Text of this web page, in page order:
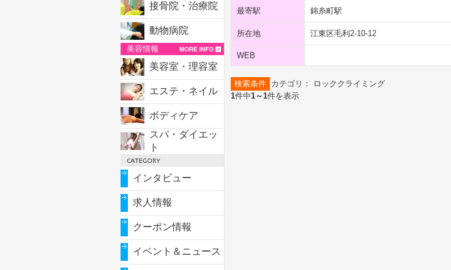
接骨院・治療院
動物病院
美容情報
美容室・理容室
エステ・ネイル
ボディケア
スパ・ダイエッ
ト
インタビュー
求人情報
クーポン情報
イベント＆ニュース
最寄駅 錦糸町駅
所在地 江東区毛利2-10-12
WEB
検索条件 カテゴリ： ロッククライミング
1件中1～1件を表示